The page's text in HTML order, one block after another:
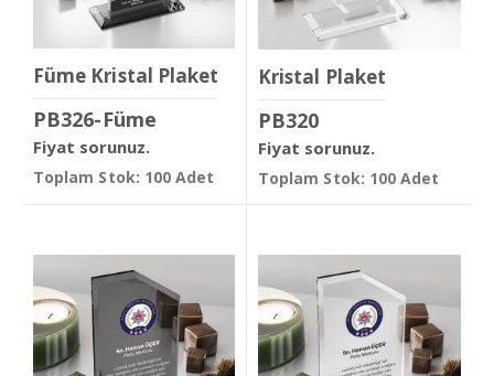
Füme Kristal Plaket
PB326-Füme
Fiyat sorunuz.
Toplam Stok: 100 Adet
Kristal Plaket
PB320
Fiyat sorunuz.
Toplam Stok: 100 Adet